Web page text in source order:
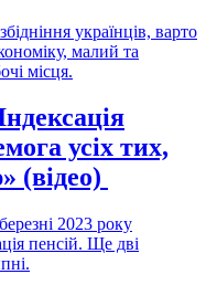
українців, варто
малий та
місця.
усіх тих,
(відео)
2023 року
пенсій. Ще дві